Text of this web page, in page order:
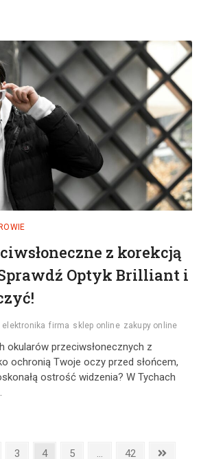
z korekcją
Optyk Brilliant i
elektronika firma sklep online zakupy online
okularów przeciwsłonecznych z
ochronią Twoje oczy przed słońcem,
ostrość widzenia? W Tychach
Page
3 Page
4 Page
5 … Page
42
Next